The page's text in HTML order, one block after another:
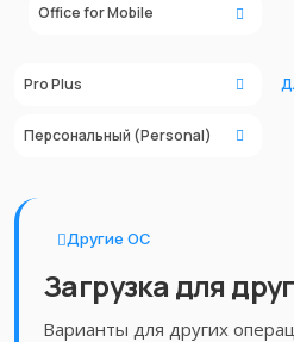
Office for Mobile
Pro Plus
Персональный (Personal)
Другие ОС
Загрузка для
Варианты для других